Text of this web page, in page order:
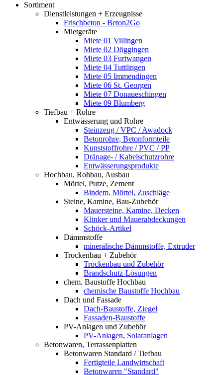
Sortiment
Dienstleistungen + Erzeugnisse
Frischbeton - Beton2Go
Mietgeräte
Miete 01 Villingen
Miete 02 Döggingen
Miete 03 Furtwangen
Miete 04 Tuttlingen
Miete 05 Immendingen
Miete 06 St. Georgen
Miete 07 Donaueschingen
Miete 09 Blumberg
Tiefbau + Rohre
Entwässerung und Rohre
Steinzeug / VPC / Awadock
Betonrohre, Betonformteile
Kunststoffrohre / PVC / PP
Dränage- / Kabelschutzrohre
Entwässerungsprodukte
Hochbau, Rohbau, Ausbau
Mörtel, Putze, Zement
Bindem. Mörtel, Zuschläge
Steine, Kamine, Bau-Zubehör
Mauersteine, Kamine, Decken
Klinker und Mauerabdeckungen
Schöck-Artikel
Dämmstoffe
mineralische Dämmstoffe, Extruder
Trockenbau + Zubehör
Trockenbau und Zubehör
Brandschutz-Lösungen
chem. Baustoffe Hochbau
chemische Baustoffe Hochbau
Dach und Fassade
Dach-Baustoffe, Ziegel
Fassaden-Baustoffe
PV-Anlagen und Zubehör
PV-Anlagen, Solaranlagen
Betonwaren, Terrassenplatten
Betonwaren Standard / Tiefbau
Fertigteile Landwirtschaft
Betonwaren "Standard"